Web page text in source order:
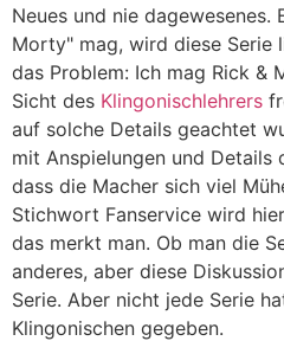
Neues und nie dagewesenes.
Morty" mag, wird diese Serie
das Problem: Ich mag Rick &
Sicht des Klingonischlehrers
auf solche Details geachtet
mit Anspielungen und Details
dass die Macher sich viel
Stichwort Fanservice wird
das merkt man. Ob man die
anderes, aber diese
Serie. Aber nicht jede Serie
Klingonischen gegeben.